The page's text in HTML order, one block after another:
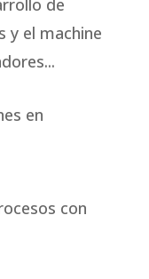
de
y el machine
en
con